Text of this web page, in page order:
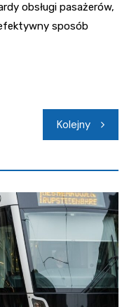
obsługi pasażerów,
sposób
Kolejny